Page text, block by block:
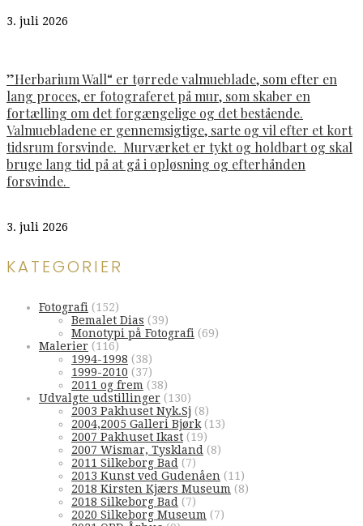
3. juli 2026
”Herbarium Wall“ er tørrede valmueblade, som efter en
lang proces, er fotograferet på mur, som skaber en
fortælling om det forgængelige og det bestående.
Valmuebladene er gennemsigtige, sarte og vil efter et kort
tidsrum forsvinde. Murværket er tykt og holdbart og skal
bruge lang tid på at gå i opløsning og efterhånden
forsvinde.
3. juli 2026
KATEGORIER
Fotografi (152)
Bemalet Dias (39)
Monotypi på Fotografi (69)
Malerier (116)
1994-1998 (38)
1999-2010 (37)
2011 og frem (38)
Udvalgte udstillinger (130)
2003 Pakhuset Nyk.Sj (8)
2004,2005 Galleri Bjørk (13)
2007 Pakhuset Ikast (19)
2007 Wismar, Tyskland (8)
2011 Silkeborg Bad (7)
2013 Kunst ved Gudenåen (11)
2018 Kirsten Kjærs Museum (8)
2018 Silkeborg Bad (7)
2020 Silkeborg Museum (7)